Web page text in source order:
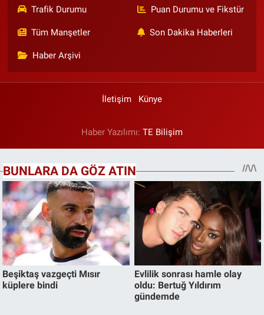
Trafik Durumu Puan Durumu ve Fikstür
Tüm Manşetler Son Dakika Haberleri
Haber Arşivi
İletişim Künye
Haber Yazılımı: TE Bilişim